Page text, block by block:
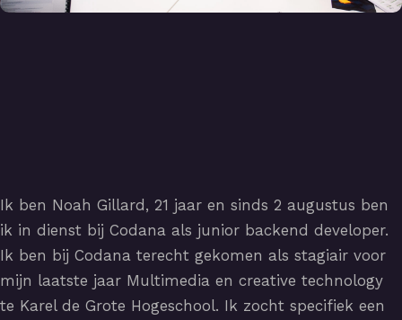
Ik ben Noah Gillard, 21 jaar en sinds 2 augustus ben
ik in dienst bij Codana als junior backend developer.
Ik ben bij Codana terecht gekomen als stagiair voor
mijn laatste jaar Multimedia en creative technology
te Karel de Grote Hogeschool. Ik zocht specifiek een